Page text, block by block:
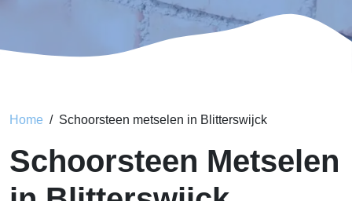
Home Schoorsteen metselen in Blitterswijck
Schoorsteen Metselen